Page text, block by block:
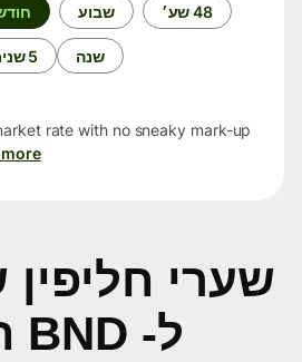
48 שע׳ שבוע חודש
שנה 5 שנים
market rate with no sneaky mark-up
more
ל- BND היום